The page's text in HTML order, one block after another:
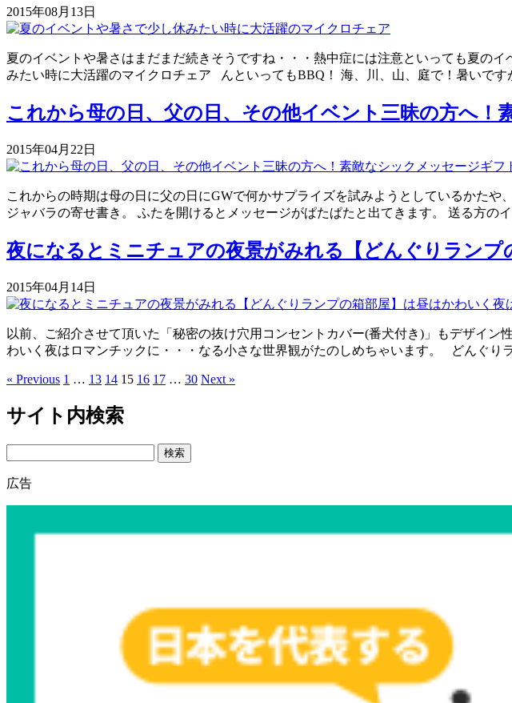
2015年08月13日
夏のイベントや暑さはまだまだ続きそうですね・・・熱中症には注意といっても夏の
みたい時に大活躍のマイクロチェア んといってもBBQ！ 海、川、山、庭で！暑いで
これから母の日、父の日、その他イベント三昧の方へ
2015年04月22日
これからの時期は母の日に父の日にGWで何かサプライズを試みようとしているかた
ジャバラの寄せ書き。 ふたを開けるとメッセージがぱたぱたと出てきます。 送る方の
夜になるとミニチュアの夜景がみれる【どんぐりラン
2015年04月14日
以前、ご紹介させて頂いた「秘密の抜け穴用コンセントカバー(番犬付き)」もデザイ
わいく夜はロマンチックに・・・なる小さな世界観がたのしめちゃいます。 どんぐり
« Previous 1 … 13 14 15 16 17 … 30 Next »
サイト内検索
広告